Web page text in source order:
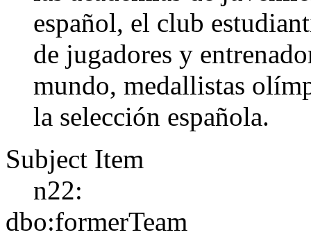
español, el club
de jugadores y
mundo, medallistas
la selección española.
Subject Item
n22:
dbo:formerTeam